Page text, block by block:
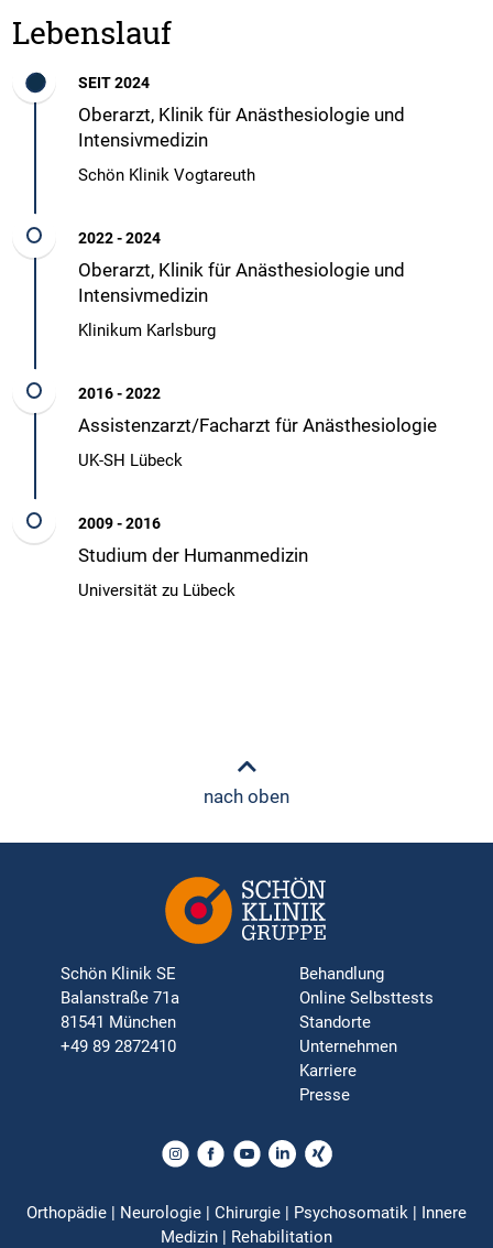
Lebenslauf
SEIT 2024
Oberarzt, Klinik für Anästhesiologie und
Intensivmedizin
Schön Klinik Vogtareuth
2022 - 2024
Oberarzt, Klinik für Anästhesiologie und
Intensivmedizin
Klinikum Karlsburg
2016 - 2022
Assistenzarzt/Facharzt für Anästhesiologie
UK-SH Lübeck
2009 - 2016
Studium der Humanmedizin
Universität zu Lübeck
nach oben
Schön Klinik SE
Balanstraße 71a
81541 München
+49 89 2872410
Behandlung
Online Selbsttests
Standorte
Unternehmen
Karriere
Presse
Orthopädie | Neurologie | Chirurgie | Psychosomatik | Innere
Medizin | Rehabilitation